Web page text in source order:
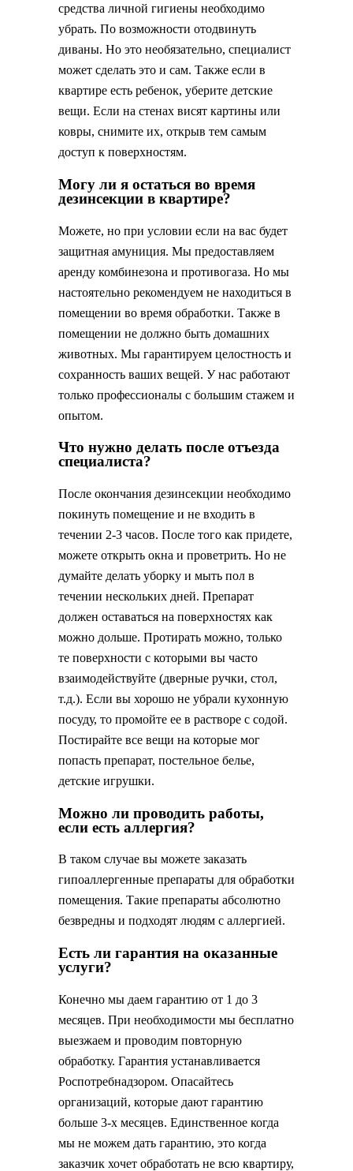
средства личной гигиены необходимо
убрать. По возможности отодвинуть
диваны. Но это необязательно, специалист
может сделать это и сам. Также если в
квартире есть ребенок, уберите детские
вещи. Если на стенах висят картины или
ковры, снимите их, открыв тем самым
доступ к поверхностям.
Могу ли я остаться во время
дезинсекции в квартире?
Можете, но при условии если на вас будет
защитная амуниция. Мы предоставляем
аренду комбинезона и противогаза. Но мы
настоятельно рекомендуем не находиться в
помещении во время обработки. Также в
помещении не должно быть домашних
животных. Мы гарантируем целостность и
сохранность ваших вещей. У нас работают
только профессионалы с большим стажем и
опытом.
Что нужно делать после отъезда
специалиста?
После окончания дезинсекции необходимо
покинуть помещение и не входить в
течении 2-3 часов. После того как придете,
можете открыть окна и проветрить. Но не
думайте делать уборку и мыть пол в
течении нескольких дней. Препарат
должен оставаться на поверхностях как
можно дольше. Протирать можно, только
те поверхности с которыми вы часто
взаимодействуйте (дверные ручки, стол,
т.д.). Если вы хорошо не убрали кухонную
посуду, то промойте ее в растворе с содой.
Постирайте все вещи на которые мог
попасть препарат, постельное белье,
детские игрушки.
Можно ли проводить работы,
если есть аллергия?
В таком случае вы можете заказать
гипоаллергенные препараты для обработки
помещения. Такие препараты абсолютно
безвредны и подходят людям с аллергией.
Есть ли гарантия на оказанные
услуги?
Конечно мы даем гарантию от 1 до 3
месяцев. При необходимости мы бесплатно
выезжаем и проводим повторную
обработку. Гарантия устанавливается
Роспотребнадзором. Опасайтесь
организаций, которые дают гарантию
больше 3-х месяцев. Единственное когда
мы не можем дать гарантию, это когда
заказчик хочет обработать не всю квартиру,